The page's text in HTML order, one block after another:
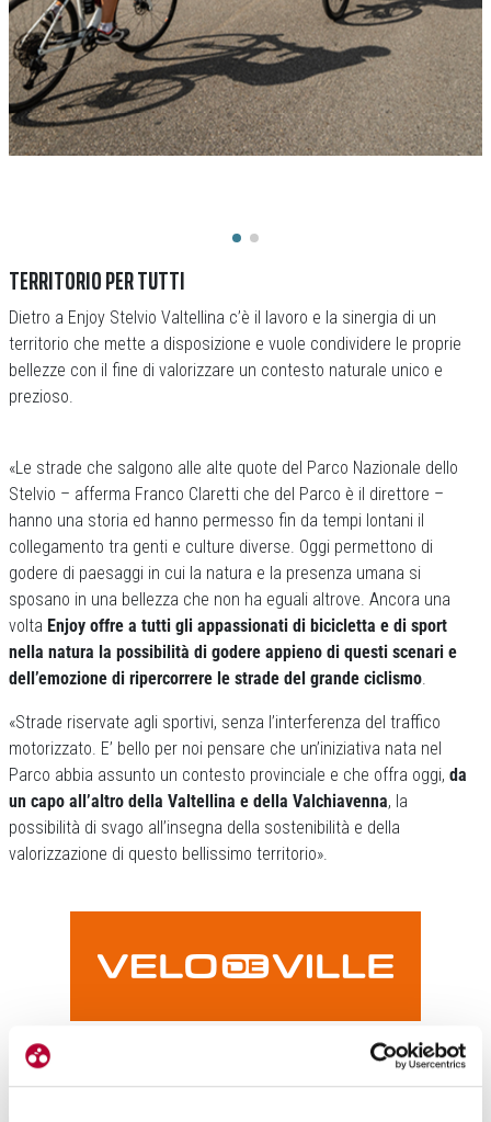
TERRITORIO PER TUTTI
Dietro a Enjoy Stelvio Valtellina c’è il lavoro e la sinergia di un
territorio che mette a disposizione e vuole condividere le proprie
bellezze con il fine di valorizzare un contesto naturale unico e
prezioso.
«Le strade che salgono alle alte quote del Parco Nazionale dello
Stelvio – afferma Franco Claretti che del Parco è il direttore –
hanno una storia ed hanno permesso fin da tempi lontani il
collegamento tra genti e culture diverse. Oggi permettono di
godere di paesaggi in cui la natura e la presenza umana si
sposano in una bellezza che non ha eguali altrove. Ancora una
volta Enjoy offre a tutti gli appassionati di bicicletta e di sport
nella natura la possibilità di godere appieno di questi scenari e
dell’emozione di ripercorrere le strade del grande ciclismo.
«Strade riservate agli sportivi, senza l’interferenza del traffico
motorizzato. E’ bello per noi pensare che un’iniziativa nata nel
Parco abbia assunto un contesto provinciale e che offra oggi, da
un capo all’altro della Valtellina e della Valchiavenna, la
possibilità di svago all’insegna della sostenibilità e della
valorizzazione di questo bellissimo territorio».
«Con questo ricco calendario di chiusure al traffico – dichiarail